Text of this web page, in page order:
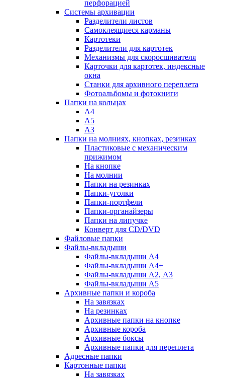
перфорацией
Системы архивации
Разделители листов
Самоклеящиеся карманы
Картотеки
Разделители для картотек
Механизмы для скоросшивателя
Карточки для картотек, индексные
окна
Станки для архивного переплета
Фотоальбомы и фотокниги
Папки на кольцах
А4
А5
А3
Папки на молниях, кнопках, резинках
Пластиковые с механическим
прижимом
На кнопке
На молнии
Папки на резинках
Папки-уголки
Папки-портфели
Папки-органайзеры
Папки на липучке
Конверт для CD/DVD
Файловые папки
Файлы-вкладыши
Файлы-вкладыши А4
Файлы-вкладыши А4+
Файлы-вкладыши А2, А3
Файлы-вкладыши А5
Архивные папки и короба
На завязках
На резинках
Архивные папки на кнопке
Архивные короба
Архивные боксы
Архивные папки для переплета
Адресные папки
Картонные папки
На завязках